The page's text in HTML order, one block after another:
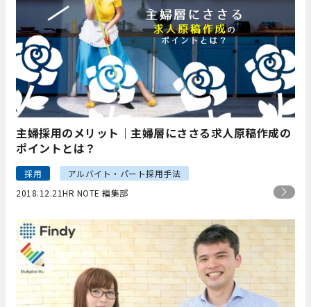
主婦採用のメリット｜主婦層にささる求人原稿作成の
ポイントとは？
採用
アルバイト・パート採用手法
2018.12.21HR NOTE 編集部